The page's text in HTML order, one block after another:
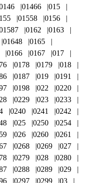
01466
015
01558
0156
0162
0163
01648
0165
0166 0167
017
0178 0179
018
0187 019
0191
0198 022
0220
0229 023
0233
0240 0241
0242
025 0250
0254
026 0260
0261
0268 0269
027
0279 028
0280
0288 0289
029
0297 0299 03